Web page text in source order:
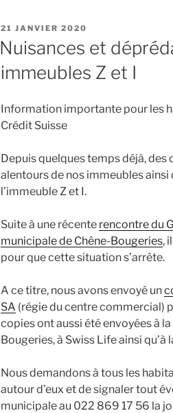
PUBLIÉ
LE
21 JANVIER 2020
Nuisances et
immeubles Z et I
Information importante pour les
Crédit Suisse
Depuis quelques temps déjà,
alentours de nos immeubles ainsi
l’immeuble Z et I.
Suite à une récente rencontre du
municipale de Chêne-Bougeries,
pour que cette situation s’arrête.
A ce titre, nous avons envoyé un
SA (régie du centre commercial)
copies ont aussi été envoyées à
Bougeries, à Swiss Life ainsi qu’à
Nous demandons à tous les
autour d’eux et de signaler tout
municipale au 022 869 17 56 la